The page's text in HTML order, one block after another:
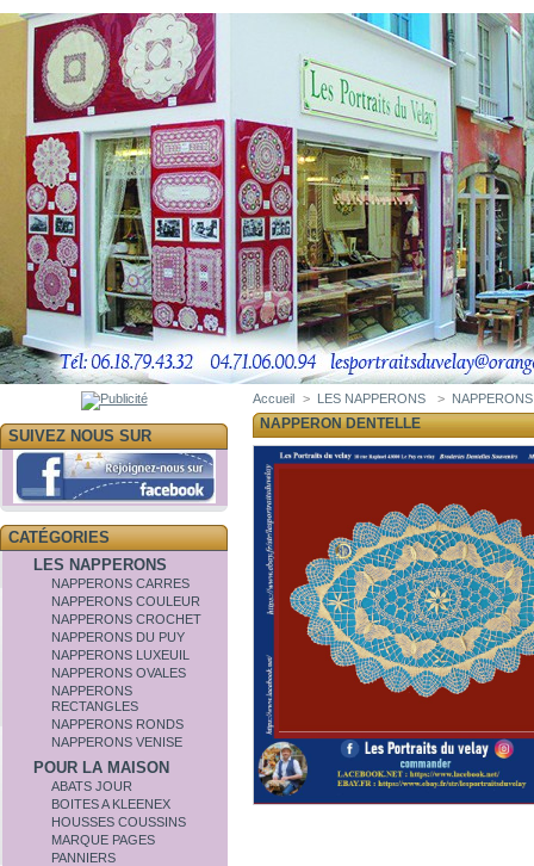
SUIVEZ NOUS SUR
CATÉGORIES
LES NAPPERONS
NAPPERONS CARRES
NAPPERONS COULEUR
NAPPERONS CROCHET
NAPPERONS DU PUY
NAPPERONS LUXEUIL
NAPPERONS OVALES
NAPPERONS
RECTANGLES
NAPPERONS RONDS
NAPPERONS VENISE
POUR LA MAISON
ABATS JOUR
BOITES A KLEENEX
HOUSSES COUSSINS
MARQUE PAGES
PANNIERS
Accueil > LES NAPPERONS >
NAPPERON DENTELLE